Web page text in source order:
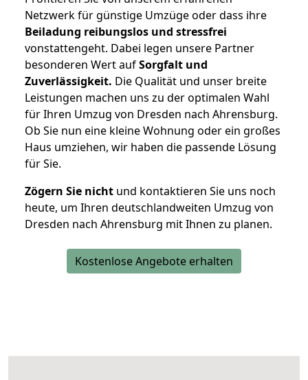
Netzwerk für günstige Umzüge oder dass ihre
Beiladung reibungslos und stressfrei
vonstattengeht. Dabei legen unsere Partner
besonderen Wert aufSorgfalt und
Zuverlässigkeit. Die Qualität und unser breite
Leistungen machen uns zu der optimalen Wahl
für Ihren Umzug von Dresden nach Ahrensburg.
Ob Sie nun eine kleine Wohnung oder ein großes
Haus umziehen, wir haben die passende Lösung
für Sie.
Zögern Sie nicht und kontaktieren Sie uns noch
heute, um Ihren deutschlandweiten Umzug von
Dresden nach Ahrensburg mit Ihnen zu planen.
Kostenlose Angebote erhalten